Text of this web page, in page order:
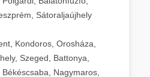
Sátoraljaújhely
Kondoros, Orosháza,
Szeged, Battonya,
Nagymaros,